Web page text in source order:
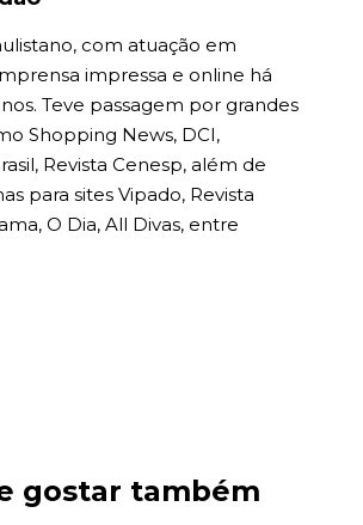
com atuação em
impressa e online há
Teve passagem por grandes
Shopping News, DCI,
Revista Cenesp, além de
para sites Vipado, Revista
O Dia, All Divas, entre
gostar também